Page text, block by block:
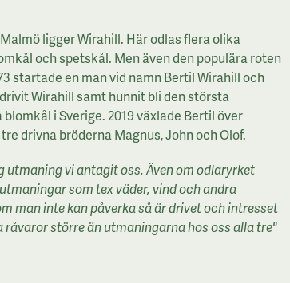
ligger Wirahill. Här odlas flera olika
och spetskål. Men även den populära roten
startade en man vid namn Bertil Wirahill och
Wirahill samt hunnit bli den största
i Sverige. 2019 växlade Bertil över
drivna bröderna Magnus, John och Olof.
utmaning vi antagit oss. Även om odlaryrket
som tex väder, vind och andra
man inte kan påverka så är drivet och intresset
råvaror större än utmaningarna hos oss alla tre"